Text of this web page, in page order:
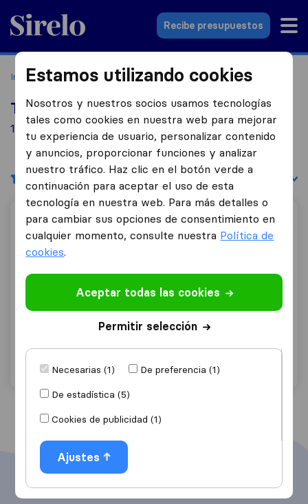
Sirelo.es
Recibe presupuestos
Inicio Empresas de mudanzas Rota
Top 10 empresas de mudanzas en Rota
1 empresas de mudanzas encontradas en Rota
Filtrar Ordenar por:
Transportes Internacionales Ferris
41
Transportes Internacionales Ferris
Solicita Presupuestos Detalles
Estamos utilizando cookies
Nosotros y nuestros socios usamos tecnologías
tales como cookies en nuestra web para mejorar
tu experiencia de usuario, personalizar contenido
y anuncios, proporcionar funciones y analizar
nuestro tráfico. Haz clic en el botón verde a
continuación para aceptar el uso de esta
tecnología en nuestra web. Para más detalles o
para cambiar sus opciones de consentimiento en
cualquier momento, consulte nuestra Política de
cookies.
Aceptar todas las cookies
Permitir selección
Necesarias (1)
De preferencia (1)
De estadística (5)
Cookies de publicidad (1)
Ajustes